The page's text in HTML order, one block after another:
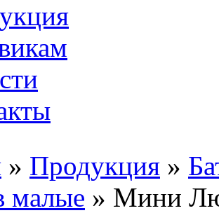
» Продукция »
малые » Мини